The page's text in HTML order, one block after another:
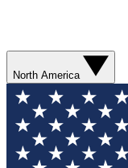
North America